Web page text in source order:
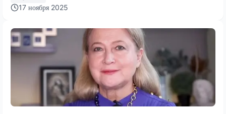
17 ноября 2025